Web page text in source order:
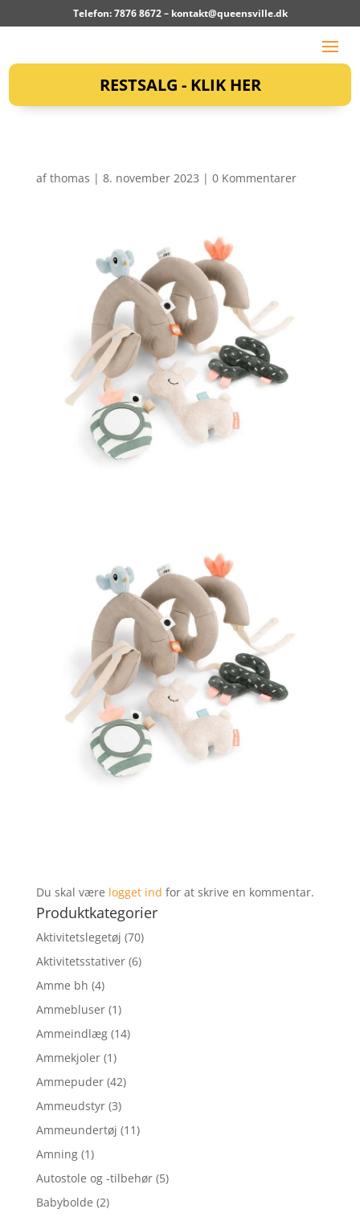
Telefon: 7876 8672 – kontakt@queensville.dk
RESTSALG - KLIK HER
afthomas | 8. november 2023 | 0 Kommentarer
Du skal være logget ind for at skrive en kommentar.
Produktkategorier
Aktivitetslegetøj (70)
Aktivitetsstativer (6)
Amme bh (4)
Ammebluser (1)
Ammeindlæg (14)
Ammekjoler (1)
Ammepuder (42)
Ammeudstyr (3)
Ammeundertøj (11)
Amning (1)
Autostole og -tilbehør (5)
Babybolde (2)